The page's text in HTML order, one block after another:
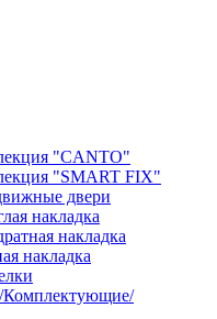
"CANTO"
"SMART FIX"
двери
накладка
накладка
накладка